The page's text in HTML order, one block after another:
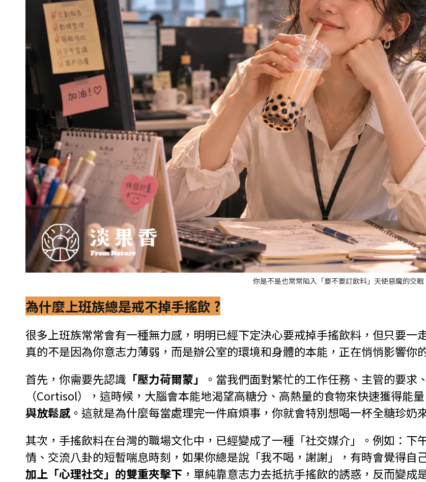
你是不是也常常陷入「要不要訂飲料」天使惡魔的交戰
為什麼上班族總是戒不掉手搖飲 ?
很多上班族常常會有一種無力感，明明已經下定決心要戒掉手搖飲料，但只要一
真的不是因為你意志力薄弱，而是辦公室的環境和身體的本能，正在悄悄影響你
首先，你需要先認識 「壓力荷爾蒙」
。當我們面對繁忙的工作任務、主管的要
（Cortisol），這時候，大腦會本能地渴望高糖分、高熱量的食物來快速獲得能
與放鬆感。這就是為什麼每當處理完一件麻煩事，你就會特別想喝一杯全糖珍奶
其次，手搖飲料在台灣的職場文化中，已經變成了一種「社交媒介」。例如：
情、交流八卦的短暫喘息時刻，如果你總是說「我不喝，謝謝」，有時會覺得自
加上「心理社交」的雙重夾擊下 ，單純靠意志力去抵抗手搖飲的誘惑，反而變成